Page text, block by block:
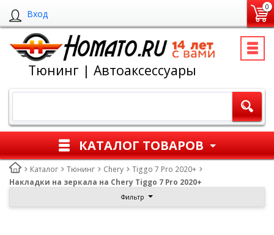
Вход
0
Тюнинг | Автоаксессуары
КАТАЛОГ ТОВАРОВ
Каталог Тюнинг Chery
Tiggo 7 Pro 2020+
Накладки на зеркала на Chery Tiggo 7 Pro 2020+
Фильтр